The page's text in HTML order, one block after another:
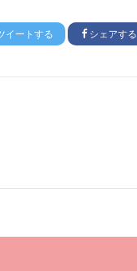
イートする シェアする